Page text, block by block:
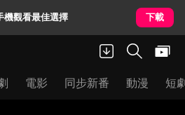
機觀看最佳選擇 下載
電影 同步新番 動漫 短